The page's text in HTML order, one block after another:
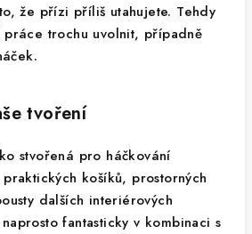
že přízi příliš utahujete. Tehdy
práce trochu uvolnit, případně
tvoření
stvořená pro háčkování
košíků, prostorných
dalších interiérových
fantasticky v kombinaci s